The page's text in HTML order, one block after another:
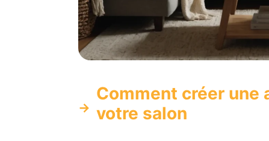
Comment créer une
votre salon